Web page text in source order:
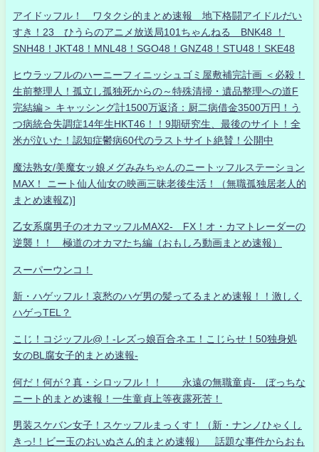
アイドッフル！ ワタクシ的まとめ速報 地下格闘アイドルだい
すき！23 ひうらのアニメ放送局101ちゃんねる BNK48 ！
SNH48！JKT48！MNL48！SGO48！GNZ48！STU48！SKE48
ヒウラッフルのハーニーフィニッシュゴミ屋敷補完計画 ＜必殺！
生前整理人！孤立し孤独死からの～特殊清掃・遺品整理への道F
完結編＞ キャッシング計1500万返済：厨二病借金3500万円！う
つ病統合失調症14年生HKT46！！9期研究生、最後のサイト！全
米が泣いた！認知症鬱病60代のラストサイト絶賛！公開中
魔法熟女/美魔女ッ娘メグみみちゃんのニートッフルステーション
MAX！ ニート仙人仙女の映画三昧老後生活！（無職孤独居老人的
まとめ速報Z)]
乙女系腐男子のオカマッフルMAX2- FX！オ・カマトレーダーの
逆襲！！ 極道のオカマたち編（おもしろ動画まとめ速報）
スーパーウンコ！
新・ハゲッフル！哀愁のハゲ男の髪ってるまとめ速報！！激しく
ハゲっTEL？
こじ！コジッフル@！-レズっ娘百合ネエ！こじらせ！50独身処
女のBL腐女子的まとめ速報-
何だ！何が？真・シロッフル！！ 永遠の無職童貞- ぼっちな
ニート的まとめ速報！一生童貞上等夜露死苦！
男装スケバン女子！スケッフルまっくす！（新・ナンノひゃくし
きっ!！ビー玉のおいぬさん的まとめ速報） 話題な事件からおも